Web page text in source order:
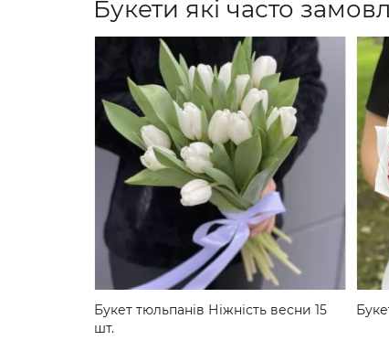
Букети які часто
Букет тюльпанів Ніжність весни 15
шт.